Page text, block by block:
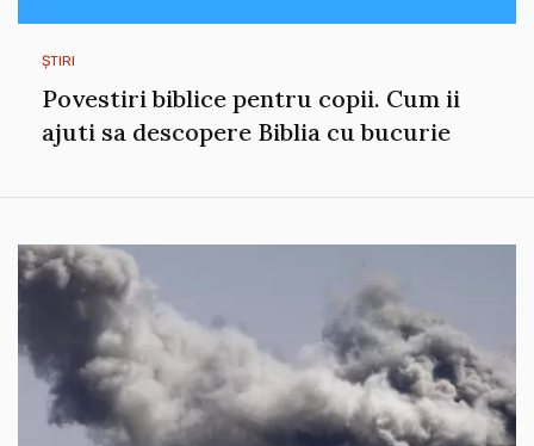
ȘTIRI
Povestiri biblice pentru copii. Cum ii
ajuti sa descopere Biblia cu bucurie